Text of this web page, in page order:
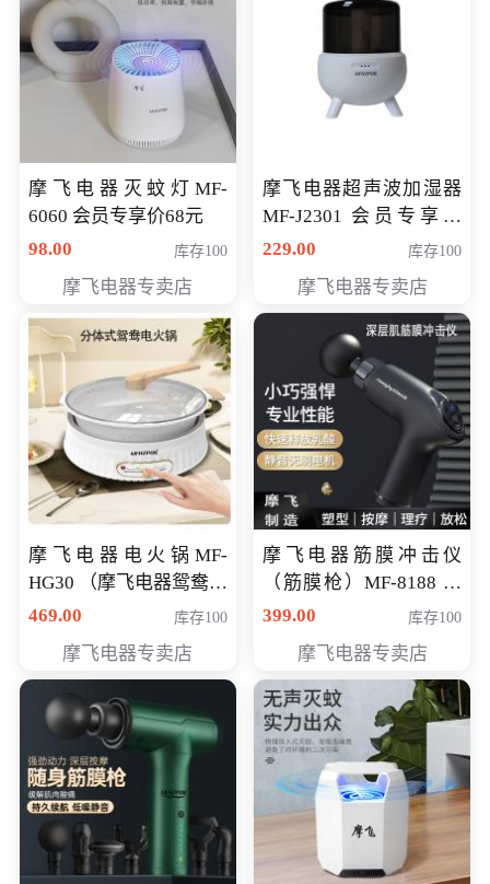
摩飞电器灭蚊灯MF-
6060 会员专享价68元
98.00
库存100
摩飞电器专卖店
摩飞电器超声波加湿器
MF-J2301 会员专享价
168元
229.00 库存100
摩飞电器专卖店
摩飞电器电火锅MF-
HG30 （摩飞电器鸳鸯锅
MF-HG30 ） 会员专享价
469.00 库存100
摩飞电器专卖店
摩飞电器筋膜冲击仪
（筋膜枪）MF-8188 会
员专享价268元
399.00 库存100
摩飞电器专卖店